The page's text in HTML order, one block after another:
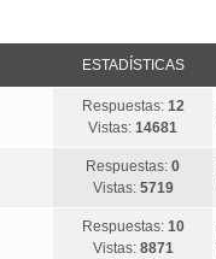
ESTADÍSTICAS
Respuestas: 12
Vistas: 14681
Respuestas: 0
Vistas: 5719
Respuestas: 10
Vistas: 8871